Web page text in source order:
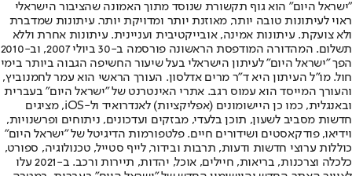
"ישראל היום" הוא גוף תקשורת שנוסד מתוך האמונה שהציבור הישראלי
ראוי לעיתונות טובה יותר, מאוזנת יותר ומדויקת יותר. עיתונות שמדברת
ולא צועקת. עיתונות אמינה, אובייקטיבית ועניינית. עיתונות אחרת וללא
תשלום. המהדורה המודפסת הראשונה פורסמה ב-30 ביולי 2007, וב-2010
הפך "ישראל היום" לעיתון הישראלי בעל שיעור החשיפה הגבוה ביותר בימי
חול. מו"ל העיתון היא ד"ר מרים אדלסון. העורך הראשי הוא עמר לחמנוביץ,
והעורך המייסד הוא עמוס רגב. אתרי האינטרנט של "ישראל היום" בעברית
ובאנגלית, כמו כן היישומונים (אפליקציות) לאנדרואיד ול-iOS, מציגים
חדשות מסביב לשעון, תוכן בלעדי, מבזקים ועדכונים, ניתוחים ופרשנויות,
וידיאו, פודקאסטים ושידורים חיים. פלטפורמות הדיגיטל של "ישראל היום"
כוללות ערוצי חדשות ודעות, תרבות ובידור, לייף סטייל, טכנולוגיה, ספורט,
כלכלה וצרכנות, בריאות, חיילים, אוכל, יהדות, תיירות ורכב. ב-2021 עלו